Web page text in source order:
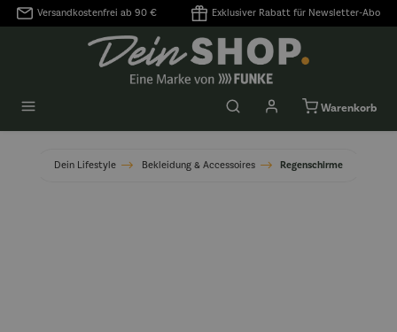
springen
Versandkostenfrei ab 90 € Exklusiver Rabatt für Newsletter-Abo
Warenkorb
Dein Lifestyle Bekleidung & Accessoires Regenschirme